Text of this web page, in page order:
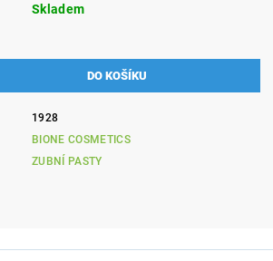
Skladem
1928
BIONE COSMETICS
ZUBNÍ PASTY